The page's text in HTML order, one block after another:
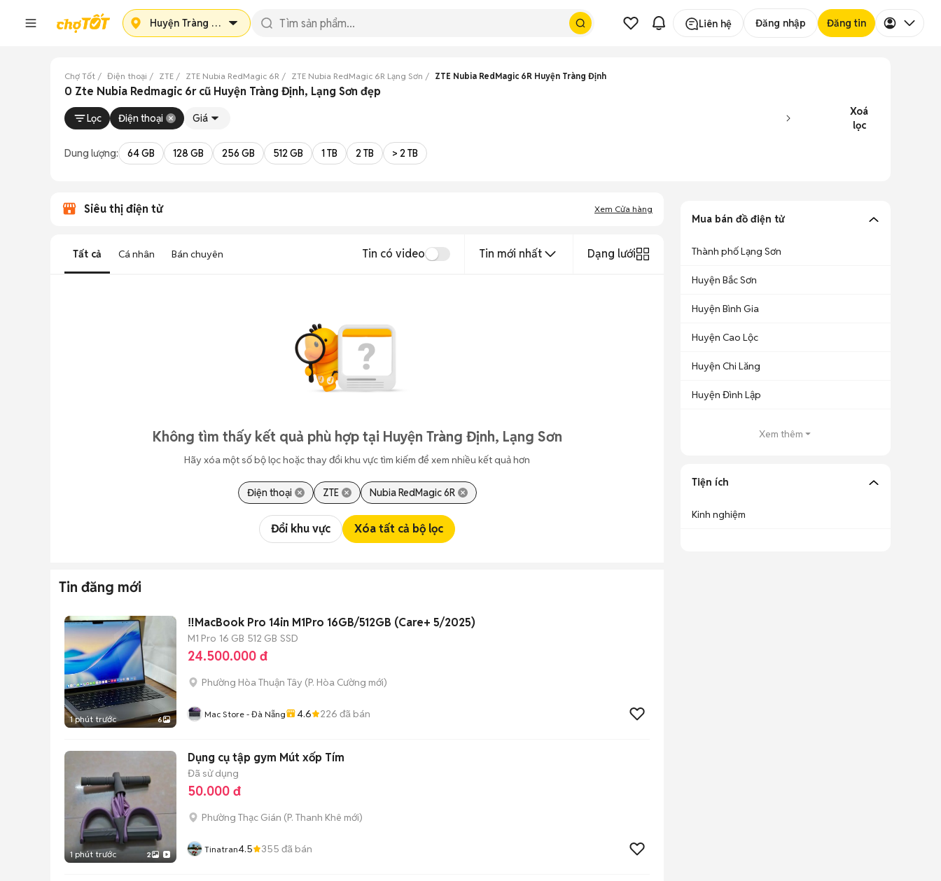
Huyện Tràng Định Liên hệ Đăng nhập Đăng tin
Chợ Tốt Điện thoại ZTE ZTE Nubia RedMagic 6R ZTE Nubia RedMagic 6R Lạng Sơn ZTE Nubia RedMagic 6R Huyện Tràng Định
0 Zte Nubia Redmagic 6r cũ Huyện Tràng Định, Lạng Sơn đẹp
Lọc Điện thoại Giá
Xoá
lọc
Dung lượng: 64 GB 128 GB 256 GB 512 GB 1 TB 2 TB > 2 TB
Siêu thị điện tử Xem Cửa hàng
Tất cả Cá nhân Bán chuyên Tin có video Tin mới nhất Dạng lưới
Không tìm thấy kết quả phù hợp tại Huyện Tràng Định, Lạng Sơn
Hãy xóa một số bộ lọc hoặc thay đổi khu vực tìm kiếm để xem nhiều kết quả hơn
Điện thoại ZTE Nubia RedMagic 6R
Đổi khu vực Xóa tất cả bộ lọc
Tin đăng mới
1 phút trước 6
‼️MacBook Pro 14in M1Pro 16GB/512GB (Care+ 5/2025)
M1 Pro 16 GB 512 GB SSD
24.500.000 đ
Phường Hòa Thuận Tây (P. Hòa Cường mới)
Mac Store - Đà Nẵng 4.6 226 đã bán
1 phút trước 2
Dụng cụ tập gym Mút xốp Tím
Đã sử dụng
50.000 đ
Phường Thạc Gián (P. Thanh Khê mới)
Tinatran4.5 355 đã bán
Mua bán đồ điện tử
Thành phố Lạng Sơn
Huyện Bắc Sơn
Huyện Bình Gia
Huyện Cao Lộc
Huyện Chi Lăng
Huyện Đình Lập
Xem thêm
Tiện ích
Kinh nghiệm